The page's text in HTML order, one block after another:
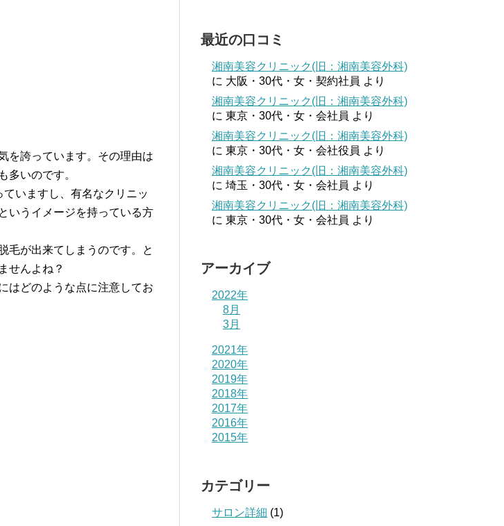
を誇っています。その理由は
多いのです。
いますし、有名なクリニッ
いうイメージを持っている方
毛が出来てしまうのです。と
せんよね？
はどのような点に注意してお
最近の口コミ
湘南美容クリニック(旧：湘南美容外科)
に 大阪・30代・女・契約社員 より
湘南美容クリニック(旧：湘南美容外科)
に 東京・30代・女・会社員 より
湘南美容クリニック(旧：湘南美容外科)
に 東京・30代・女・会社役員 より
湘南美容クリニック(旧：湘南美容外科)
に 埼玉・30代・女・会社員 より
湘南美容クリニック(旧：湘南美容外科)
に 東京・30代・女・会社員 より
アーカイブ
2022年
8月
3月
2021年
2020年
2019年
2018年
2017年
2016年
2015年
カテゴリー
サロン詳細 (1)